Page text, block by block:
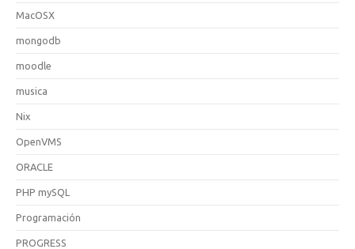
MacOSX
mongodb
moodle
musica
Nix
OpenVMS
ORACLE
PHP mySQL
Programación
PROGRESS